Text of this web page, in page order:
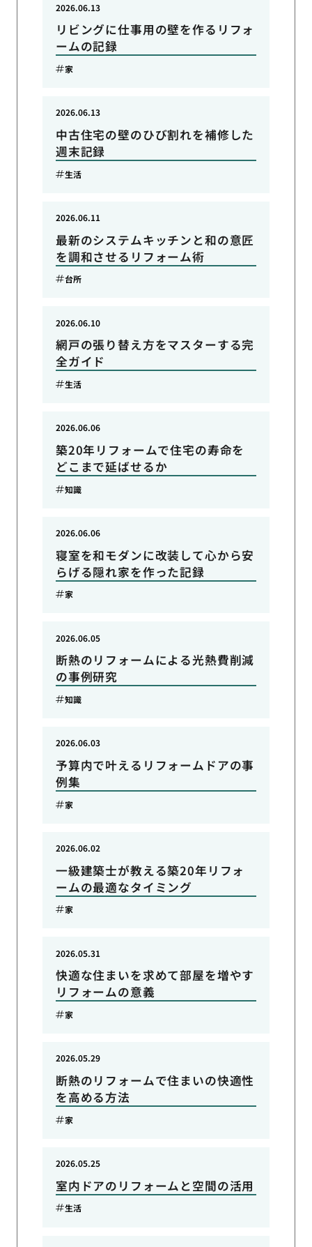
リビングに仕事用の壁を作るリフォ
ームの記録
2026.06.13
家
中古住宅の壁のひび割れを補修した
週末記録
2026.06.13
生活
最新のシステムキッチンと和の意匠
を調和させるリフォーム術
2026.06.11
台所
網戸の張り替え方をマスターする完
全ガイド
2026.06.10
生活
築20年リフォームで住宅の寿命を
どこまで延ばせるか
2026.06.06
知識
寝室を和モダンに改装して心から安
らげる隠れ家を作った記録
2026.06.06
家
断熱のリフォームによる光熱費削減
の事例研究
2026.06.05
知識
予算内で叶えるリフォームドアの事
例集
2026.06.03
家
一級建築士が教える築20年リフォ
ームの最適なタイミング
2026.06.02
家
快適な住まいを求めて部屋を増やす
リフォームの意義
2026.05.31
家
断熱のリフォームで住まいの快適性
を高める方法
2026.05.29
家
室内ドアのリフォームと空間の活用
2026.05.25
生活